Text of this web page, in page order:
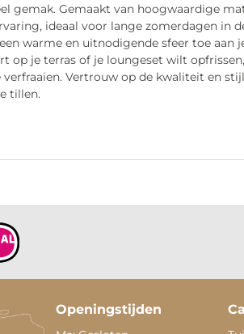
gemak. Gemaakt van hoogwaardige
ideaal voor lange zomerdagen in
warme en uitnodigende sfeer toe aan
op je terras of je loungeset wilt
Vertrouw op de kwaliteit en
tillen.
Openingstijden